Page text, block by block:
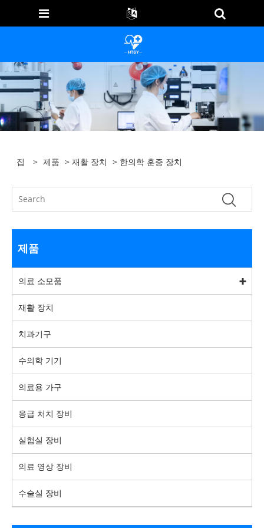
집 > 제품 >재활 장치 > 한의학 훈증 장치
제품
의료 소모품
재활 장치
치과기구
수의학 기기
의료용 가구
응급 처치 장비
실험실 장비
의료 영상 장비
수술실 장비